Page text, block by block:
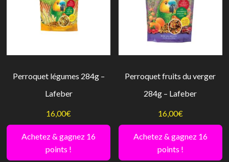
Perroquet légumes 284g –
Lafeber
16,00€
Achetez & gagnez 16
points !
Perroquet fruits du verger
284g – Lafeber
16,00€
Achetez & gagnez 16
points !